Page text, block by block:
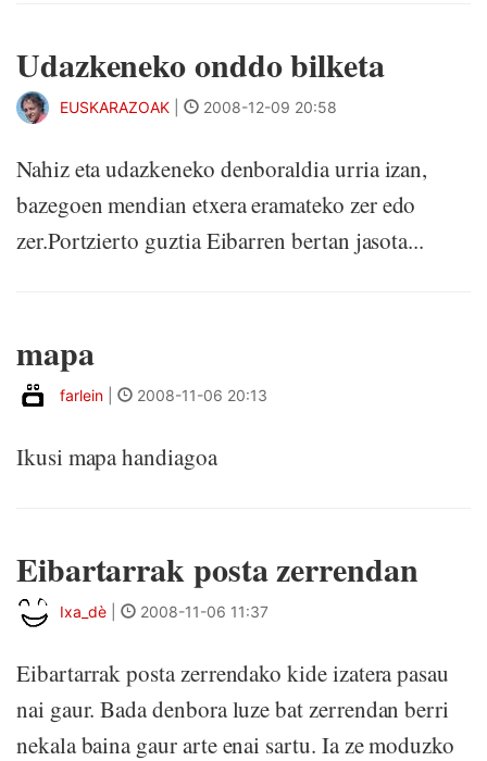
Udazkeneko onddo bilketa
EUSKARAZOAK 2008-12-09 20:58
Nahiz eta udazkeneko denboraldia urria izan,
bazegoen mendian etxera eramateko zer edo
zer.Portzierto guztia Eibarren bertan jasota...
mapa
farlein 2008-11-06 20:13
Ikusi mapa handiagoa
Eibartarrak posta zerrendan
Ixa_dè 2008-11-06 11:37
Eibartarrak posta zerrendako kide izatera pasau
nai gaur. Bada denbora luze bat zerrendan berri
nekala baina gaur arte enai sartu. Ia ze moduzko